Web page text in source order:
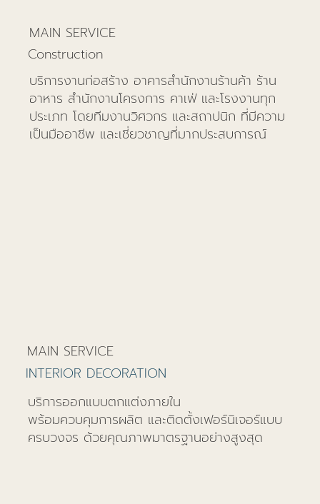
MAIN SERVICE
Construction
บริการงานก่อสร้าง อาคารสำนักงานร้านค้า ร้าน
อาหาร สำนักงานโครงการ คาเฟ่ และโรงงานทุก
ประเภท โดยทีมงานวิศวกร และสถาปนิก ที่มีความ
เป็นมืออาชีพ และเชี่ยวชาญที่มากประสบการณ์
MAIN SERVICE
INTERIOR DECORATION
บริการออกแบบตกแต่งภายใน
พร้อมควบคุมการผลิต และติดตั้งเฟอร์นิเจอร์แบบ
ครบวงจร ด้วยคุณภาพมาตรฐานอย่างสูงสุด